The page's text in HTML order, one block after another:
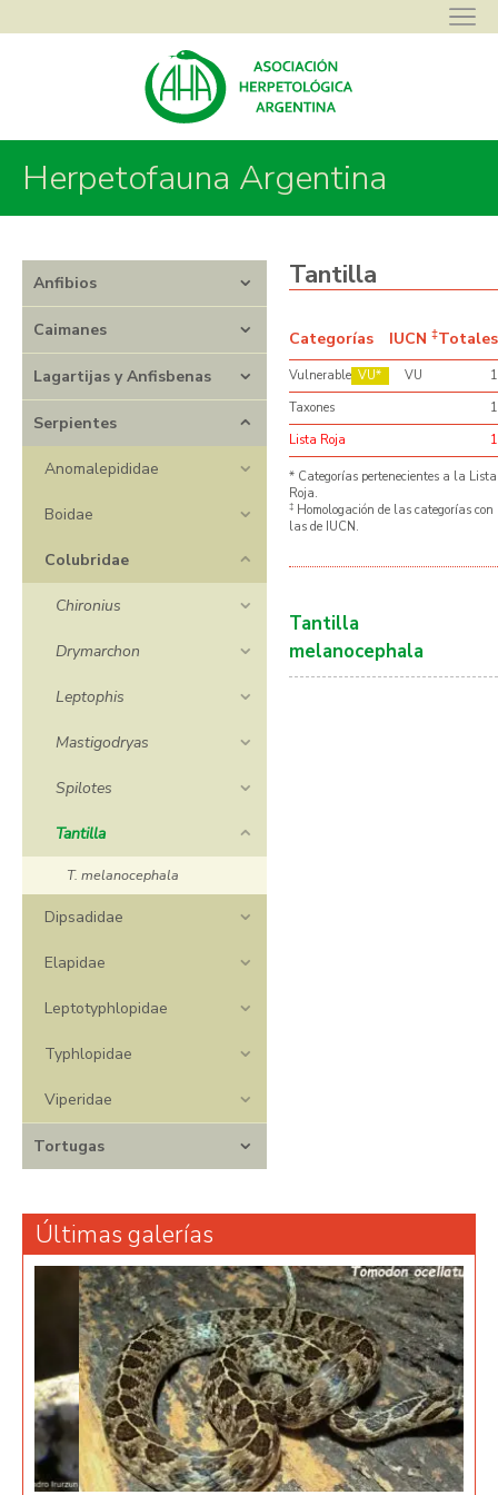
Asociación Herpetológica Argentina Herpetofauna Argentina
Serpientes >Colubridae> Tantilla
Herpetofauna Argentina
Anfibios
Caimanes
Lagartijas y Anfisbenas
Serpientes
Anomalepididae
Boidae
Colubridae
Chironius
Drymarchon
Leptophis
Mastigodryas
Spilotes
Tantilla
T. melanocephala
Dipsadidae
Elapidae
Leptotyphlopidae
Typhlopidae
Viperidae
Tortugas
Tantilla
Categorías IUCN ‡Totales
Vulnerable VU VU
1
Taxones
1
Lista Roja
1
* Categorías pertenecientes a la Lista
Roja.
‡ Homologación de las categorías con
las de IUCN.
Tantilla
melanocephala
Últimas galerías